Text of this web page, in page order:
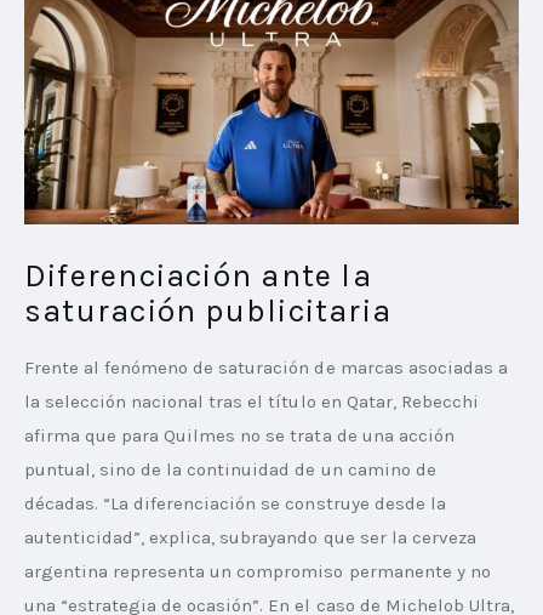
Diferenciación ante la
saturación publicitaria
Frente al fenómeno de saturación de marcas asociadas a
la selección nacional tras el título en Qatar, Rebecchi
afirma que para Quilmes no se trata de una acción
puntual, sino de la continuidad de un camino de
décadas. “La diferenciación se construye desde la
autenticidad”, explica, subrayando que ser la cerveza
argentina representa un compromiso permanente y no
una “estrategia de ocasión”. En el caso de Michelob Ultra,